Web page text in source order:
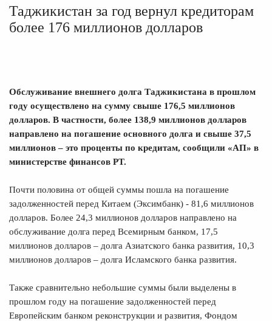
Таджикистан за год вернул кредиторам
более 176 миллионов долларов
Обслуживание внешнего долга Таджикистана в прошлом
году осуществлено на сумму свыше 176,5 миллионов
долларов. В частности, более 138,9 миллионов долларов
направлено на погашение основного долга и свыше 37,5
миллионов – это проценты по кредитам, сообщили «АП» в
министерстве финансов РТ.
Почти половина от общей суммы пошла на погашение
задолженностей перед Китаем (Эксимбанк) - 81,6 миллионов
долларов. Более 24,3 миллионов долларов направлено на
обслуживание долга перед Всемирным банком, 17,5
миллионов долларов – долга Азиатского банка развития, 10,3
миллионов долларов – долга Исламского банка развития.
Также сравнительно небольшие суммы были выделены в
прошлом году на погашение задолженностей перед
Европейским банком реконструкции и развития, Фондом